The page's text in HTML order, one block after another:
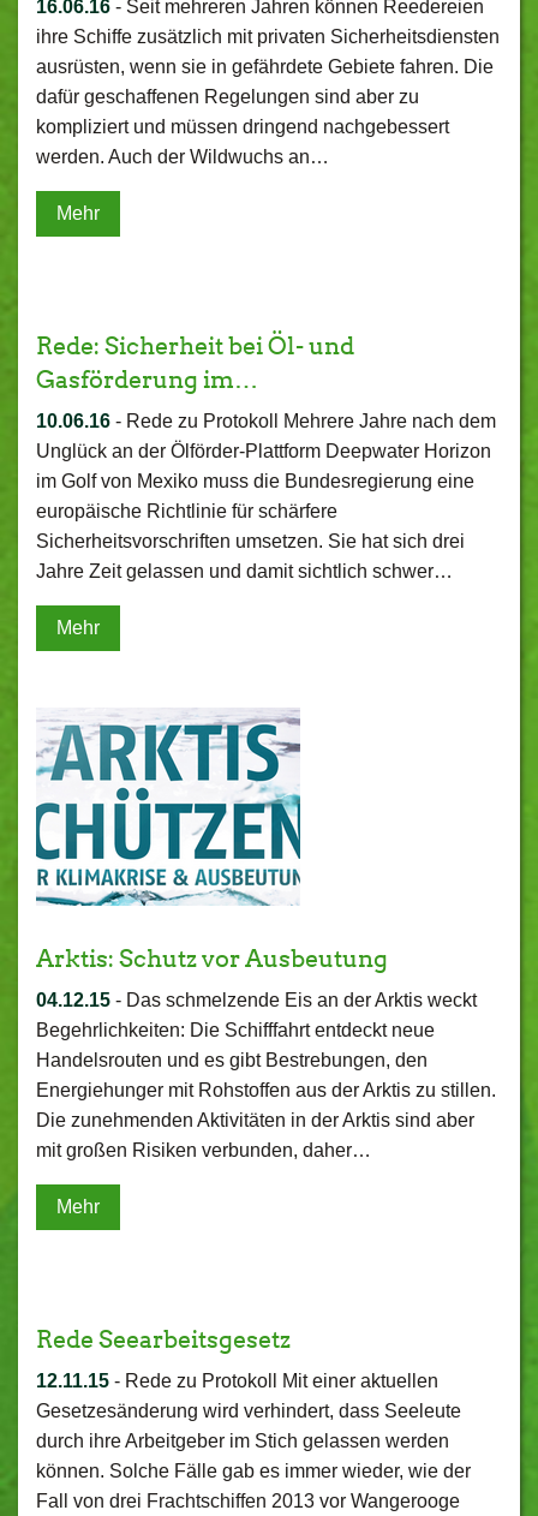
16.06.16 - Seit mehreren Jahren können Reedereien
ihre Schiffe zusätzlich mit privaten Sicherheitsdiensten
ausrüsten, wenn sie in gefährdete Gebiete fahren. Die
dafür geschaffenen Regelungen sind aber zu
kompliziert und müssen dringend nachgebessert
werden. Auch der Wildwuchs an…
Mehr
Rede: Sicherheit bei Öl- und
Gasförderung im…
10.06.16 - Rede zu Protokoll Mehrere Jahre nach dem
Unglück an der Ölförder-Plattform Deepwater Horizon
im Golf von Mexiko muss die Bundesregierung eine
europäische Richtlinie für schärfere
Sicherheitsvorschriften umsetzen. Sie hat sich drei
Jahre Zeit gelassen und damit sichtlich schwer…
Mehr
Arktis: Schutz vor Ausbeutung
04.12.15 - Das schmelzende Eis an der Arktis weckt
Begehrlichkeiten: Die Schifffahrt entdeckt neue
Handelsrouten und es gibt Bestrebungen, den
Energiehunger mit Rohstoffen aus der Arktis zu stillen.
Die zunehmenden Aktivitäten in der Arktis sind aber
mit großen Risiken verbunden, daher…
Mehr
Rede Seearbeitsgesetz
12.11.15 - Rede zu Protokoll Mit einer aktuellen
Gesetzesänderung wird verhindert, dass Seeleute
durch ihre Arbeitgeber im Stich gelassen werden
können. Solche Fälle gab es immer wieder, wie der
Fall von drei Frachtschiffen 2013 vor Wangerooge